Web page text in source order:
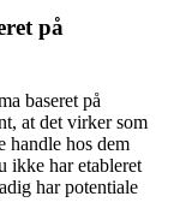
på
baseret på
at det virker som
handle hos dem
ikke har etableret
har potentiale